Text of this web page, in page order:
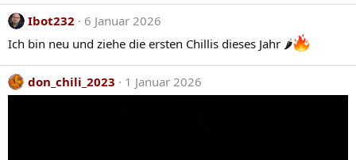
Ibot232
6 Januar 2026
Ich bin neu und ziehe die ersten Chillis dieses Jahr 🌶
don_chili_2023 1 Januar 2026